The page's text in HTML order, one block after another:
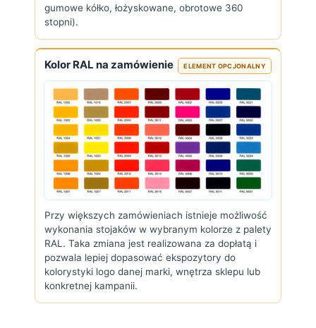
gumowe kółko, łożyskowane, obrotowe 360
stopni).
Kolor RAL na zamówienie ELEMENT OPCJONALNY
Przy większych zamówieniach istnieje możliwość
wykonania stojaków w wybranym kolorze z palety
RAL. Taka zmiana jest realizowana za dopłatą i
pozwala lepiej dopasować ekspozytory do
kolorystyki logo danej marki, wnętrza sklepu lub
konkretnej kampanii.